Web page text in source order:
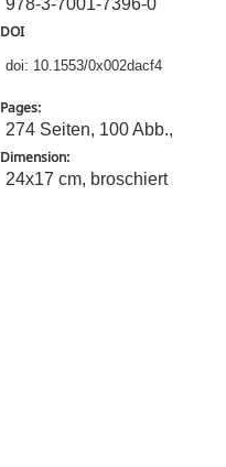
DOI
doi: 10.1553/0x002dacf4
Pages:
274 Seiten, 100 Abb.,
Dimension:
24x17 cm, broschiert